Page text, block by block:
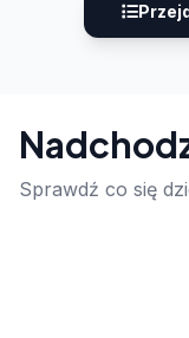
Sprawdź co się